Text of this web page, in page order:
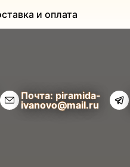
и оплата
Почта: piramida-
ivanovo@mail.ru